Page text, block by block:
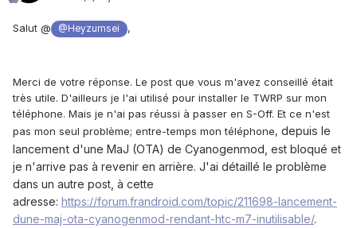
Salut @ @Heyzumsei ,
Merci de votre réponse. Le post que vous m'avez conseillé était
très utile. D'ailleurs je l'ai utilisé pour installer le TWRP sur mon
téléphone. Mais je n'ai pas réussi à passer en S-Off. Et ce n'est
pas mon seul problème; entre-temps mon téléphone, depuis le
lancement d'une MaJ (OTA) de Cyanogenmod, est bloqué et
je n'arrive pas à revenir en arrière. J'ai détaillé le problème
dans un autre post, à cette
adresse: https://forum.frandroid.com/topic/211698-lancement-
dune-maj-ota-cyanogenmod-rendant-htc-m7-inutilisable/.